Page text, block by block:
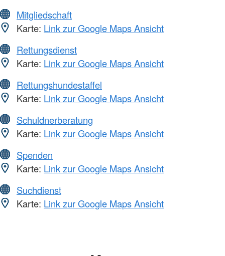
Mitgliedschaft
Karte: Link zur Google Maps Ansicht
Rettungsdienst
Karte: Link zur Google Maps Ansicht
Rettungshundestaffel
Karte: Link zur Google Maps Ansicht
Schuldnerberatung
Karte: Link zur Google Maps Ansicht
Spenden
Karte: Link zur Google Maps Ansicht
Suchdienst
Karte: Link zur Google Maps Ansicht